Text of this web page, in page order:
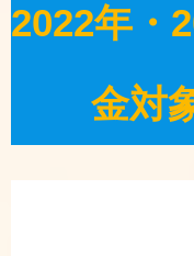
2022年・
金対